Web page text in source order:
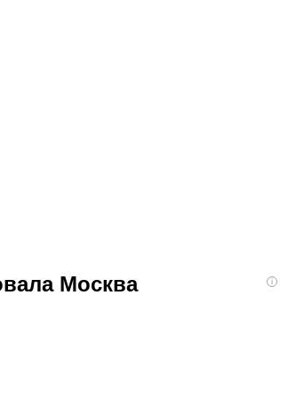
i
Москва